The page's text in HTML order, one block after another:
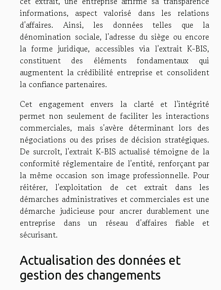
informations, aspect valorisé dans les relations
d'affaires. Ainsi, les données telles que la
dénomination sociale, l'adresse du siège ou encore
la forme juridique, accessibles via l'extrait K-BIS,
constituent des éléments fondamentaux qui
augmentent la crédibilité entreprise et consolident
la confiance partenaires.
Cet engagement envers la clarté et l'intégrité
permet non seulement de faciliter les interactions
commerciales, mais s'avère déterminant lors des
négociations ou des prises de décision stratégiques.
De surcroît, l'extrait K-BIS actualisé témoigne de la
conformité réglementaire de l'entité, renforçant par
la même occasion son image professionnelle. Pour
réitérer, l'exploitation de cet extrait dans les
démarches administratives et commerciales est une
démarche judicieuse pour ancrer durablement une
entreprise dans un réseau d'affaires fiable et
sécurisant.
Actualisation des données et
gestion des changements